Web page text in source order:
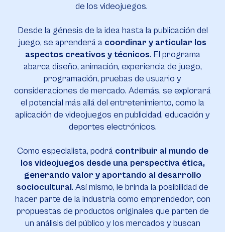
de los videojuegos.
Desde la génesis de la idea hasta la publicación del
juego, se aprenderá a coordinar y articular los
aspectos creativos y técnicos. El programa
abarca diseño, animación, experiencia de juego,
programación, pruebas de usuario y
consideraciones de mercado. Además, se explorará
el potencial más allá del entretenimiento, como la
aplicación de videojuegos en publicidad, educación y
deportes electrónicos.
Como especialista, podrá contribuir al mundo de
los videojuegos desde una perspectiva ética,
generando valor y aportando al desarrollo
sociocultural. Así mismo, le brinda la posibilidad de
hacer parte de la industria como emprendedor, con
propuestas de productos originales que parten de
un análisis del público y los mercados y buscan